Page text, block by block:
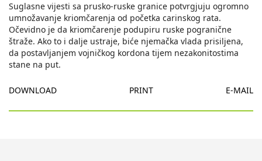
Suglasne vijesti sa prusko-ruske granice potvrgjuju ogromno
umnožavanje kriomčarenja od početka carinskog rata.
Očevidno je da kriomčarenje podupiru ruske pogranične
štraže. Ako to i dalje ustraje, biće njemačka vlada prisiljena,
da postavljanjem vojničkog kordona tijem nezakonitostima
stane na put.
DOWNLOAD PRINT E-MAIL